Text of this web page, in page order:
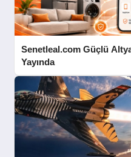
Senetleal.com Güçlü
Yayında